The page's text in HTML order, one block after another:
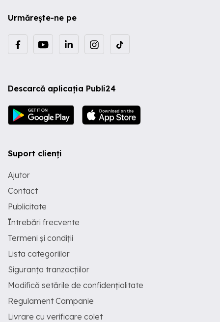
Urmărește-ne pe
Descarcă aplicația Publi24
Suport clienți
Ajutor
Contact
Publicitate
Întrebări frecvente
Termeni și condiții
Lista categoriilor
Siguranța tranzacțiilor
Modifică setările de confidențialitate
Regulament Campanie
Livrare cu verificare colet